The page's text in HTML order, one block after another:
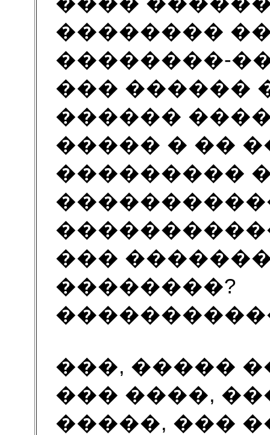
��������
��������-
��� ������
������
����� � ��
���������
���
��������?
���, �����
��� ����,
�����, ���